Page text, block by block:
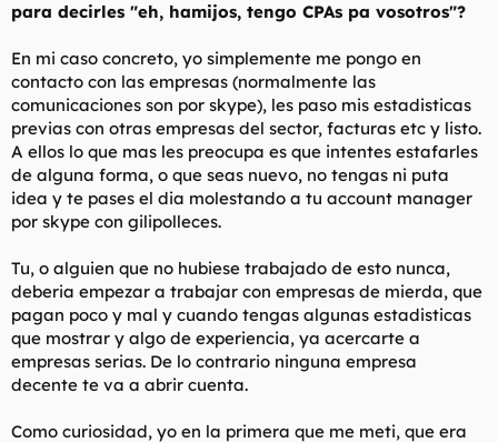
para decirles "eh, hamijos, tengo CPAs pa vosotros"?
En mi caso concreto, yo simplemente me pongo en
contacto con las empresas (normalmente las
comunicaciones son por skype), les paso mis estadisticas
previas con otras empresas del sector, facturas etc y listo.
A ellos lo que mas les preocupa es que intentes estafarles
de alguna forma, o que seas nuevo, no tengas ni puta
idea y te pases el dia molestando a tu account manager
por skype con gilipolleces.
Tu, o alguien que no hubiese trabajado de esto nunca,
deberia empezar a trabajar con empresas de mierda, que
pagan poco y mal y cuando tengas algunas estadisticas
que mostrar y algo de experiencia, ya acercarte a
empresas serias. De lo contrario ninguna empresa
decente te va a abrir cuenta.
Como curiosidad, yo en la primera que me meti, que era